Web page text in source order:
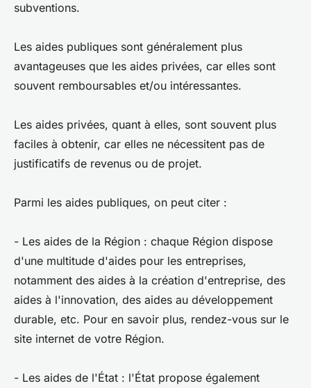
subventions.
Les aides publiques sont généralement plus
avantageuses que les aides privées, car elles sont
souvent remboursables et/ou intéressantes.
Les aides privées, quant à elles, sont souvent plus
faciles à obtenir, car elles ne nécessitent pas de
justificatifs de revenus ou de projet.
Parmi les aides publiques, on peut citer :
- Les aides de la Région : chaque Région dispose
d'une multitude d'aides pour les entreprises,
notamment des aides à la création d'entreprise, des
aides à l'innovation, des aides au développement
durable, etc. Pour en savoir plus, rendez-vous sur le
site internet de votre Région.
- Les aides de l'État : l'État propose également